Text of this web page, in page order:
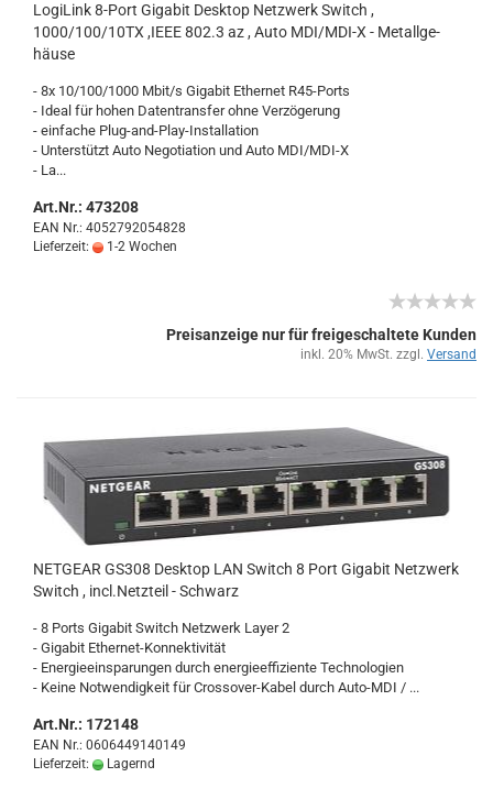
Lo­gi­Link 8-​Port Gi­ga­bit Desk­top Netz­werk Switch ,
1000/100/10TX ,IEEE 802.3 az , Auto MDI/MDI-X - Me­tall­ge­
häu­se
- 8x 10/100/1000 Mbit/s Gi­ga­bit Ether­net R45-​Ports
- Ideal für hohen Da­ten­trans­fer ohne Ver­zö­ge­rung
- ein­fa­che Plug-​and-Play-Installation
- Un­ter­stützt Auto Nego­tia­ti­on und Auto MDI/MDI-X
- La...
Art.Nr.: 473208
EAN Nr.: 4052792054828
Lieferzeit:
1-2 Wochen
Preisanzeige nur für freigeschaltete Kunden
inkl. 20% MwSt. zzgl. Versand
NET­GE­AR GS308 Desk­top LAN Switch 8 Port Gi­ga­bit Netz­werk
Switch , incl.Netz­teil - Schwarz
- 8 Ports Gi­ga­bit Switch Netz­werk Layer 2
- Gi­ga­bit Ethernet-​Konnektivität
- En­er­gie­ein­spa­run­gen durch en­er­gie­ef­fi­zi­en­te Tech­no­lo­gien
- Keine Not­wen­dig­keit für Crossover-​Kabel durch Auto-​MDI / ...
Art.Nr.: 172148
EAN Nr.: 0606449140149
Lieferzeit:
Lagernd